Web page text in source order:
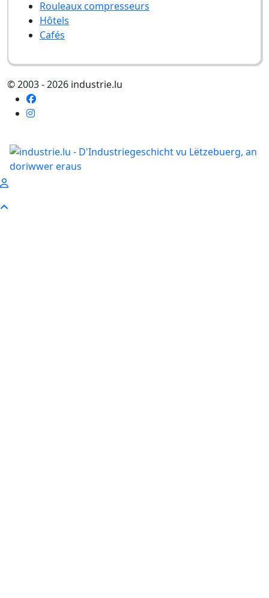
Rouleaux compresseurs
Hôtels
Cafés
© 2003 - 2026 industrie.lu